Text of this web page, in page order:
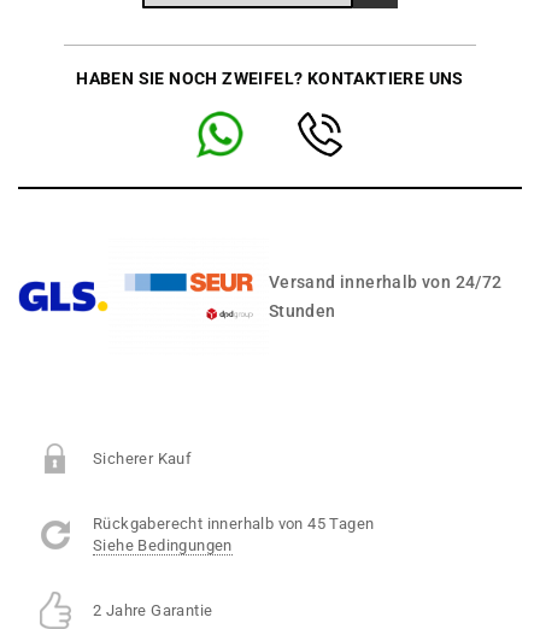
HABEN SIE NOCH ZWEIFEL? KONTAKTIERE UNS
Versand innerhalb von 24/72
Stunden
Sicherer Kauf
Rückgaberecht innerhalb von 45 Tagen
Siehe Bedingungen
2 Jahre Garantie